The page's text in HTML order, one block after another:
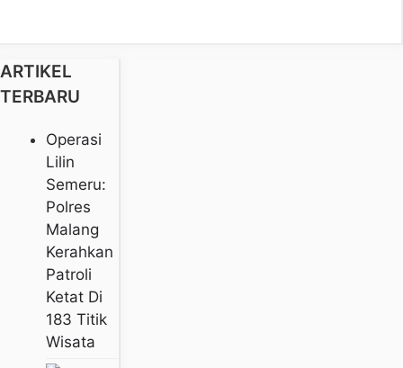
ARTIKEL
TERBARU
Operasi
Lilin
Semeru:
Polres
Malang
Kerahkan
Patroli
Ketat Di
183 Titik
Wisata